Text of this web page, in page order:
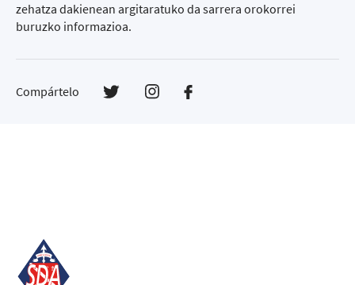
zehatza dakienean argitaratuko da sarrera orokorrei
buruzko informazioa.
Compártelo